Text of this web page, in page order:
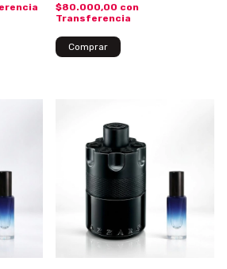
$80.000,00 con
Transferencia